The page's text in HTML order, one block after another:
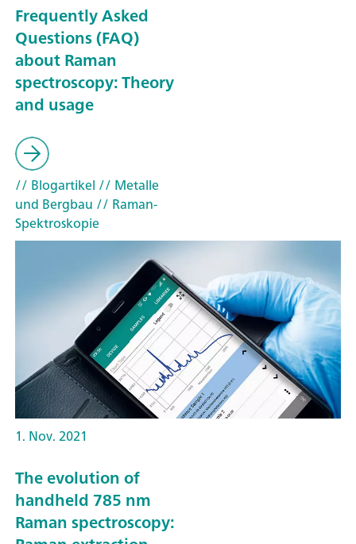
Frequently Asked
Questions (FAQ)
about Raman
spectroscopy: Theory
and usage
// Blogartikel // Metalle
und Bergbau // Raman-
Spektroskopie
1. Nov. 2021
The evolution of
handheld 785 nm
Raman spectroscopy: